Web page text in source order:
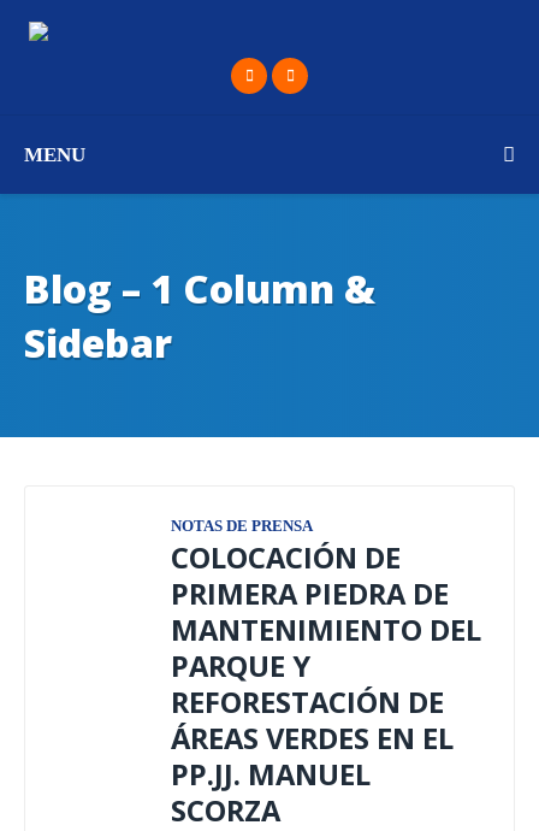
MENU
Blog – 1 Column &
Sidebar
NOTAS DE PRENSA
COLOCACIÓN DE
PRIMERA PIEDRA DE
MANTENIMIENTO DEL
PARQUE Y
REFORESTACIÓN DE
ÁREAS VERDES EN EL
PP.JJ. MANUEL
SCORZA